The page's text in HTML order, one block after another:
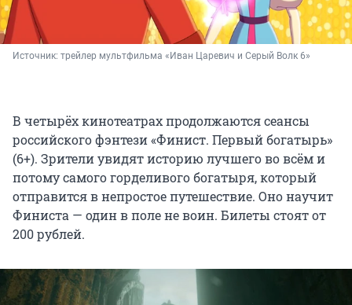
Источник: трейлер мультфильма «Иван Царевич и Серый Волк 6»
В четырёх кинотеатрах продолжаются сеансы
российского фэнтези «Финист. Первый богатырь»
(6+). Зрители увидят историю лучшего во всём и
потому самого горделивого богатыря, который
отправится в непростое путешествие. Оно научит
Финиста — один в поле не воин. Билеты стоят от
200 рублей.